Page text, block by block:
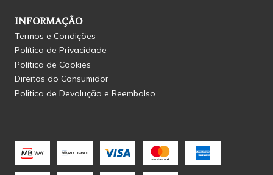
INFORMAÇÃO
Termos e Condições
Política de Privacidade
Política de Cookies
Direitos do Consumidor
Politica de Devolução e Reembolso